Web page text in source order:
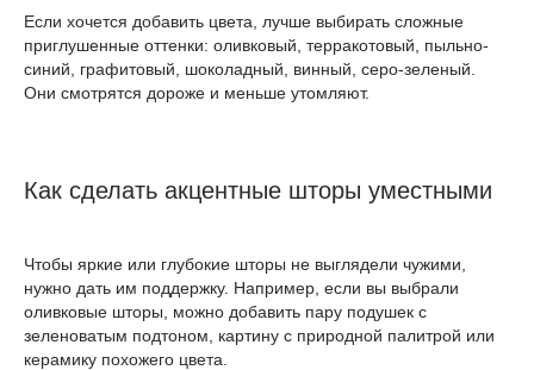
Если хочется добавить цвета, лучше выбирать сложные
приглушенные оттенки: оливковый, терракотовый, пыльно-
синий, графитовый, шоколадный, винный, серо-зеленый.
Они смотрятся дороже и меньше утомляют.
Как сделать акцентные шторы уместными
Чтобы яркие или глубокие шторы не выглядели чужими,
нужно дать им поддержку. Например, если вы выбрали
оливковые шторы, можно добавить пару подушек с
зеленоватым подтоном, картину с природной палитрой или
керамику похожего цвета.